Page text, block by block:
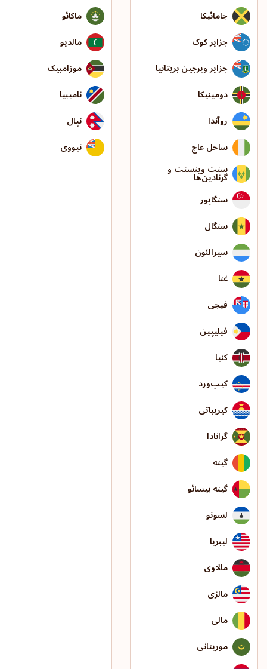
جامائیکا
جزایر کوک
جزایر ویرجین بریتانیا
دومینیکا
روآندا
ساحل عاج
سنت وینسنت و
گرنادین‌ها
سنگاپور
سنگال
سیرالئون
غنا
فیجی
فیلیپین
کنیا
کیپ‌ورد
کیریباتی
گرانادا
گینه
گینه بیسائو
لسوتو
لیبریا
مالاوی
مالزی
مالی
موریتانی
ماکائو
مالدیو
موزامبیک
نامیبیا
نپال
نیووی